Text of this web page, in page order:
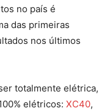
no país é
das primeiras
nos últimos
totalmente elétrica,
elétricos: XC40,